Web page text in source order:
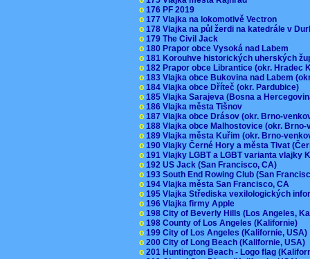
o 176 PF 2019
o 177 Vlajka na lokomotivě Vectron
o 178 Vlajka na půl žerdi na katedrále v
o 179 The Civil Jack
o 180 Prapor obce Vysoká nad Labem
o 181 Korouhve historických uherských
o 182 Prapor obce Librantice (okr. Hradec
o 183 Vlajka obce Bukovina nad Labem
o 184 Vlajka obce Dříteč (okr. Pardubice)
o 185 Vlajka Sarajeva (Bosna a
o 186 Vlajka města Tišnov
o 187 Vlajka obce Drásov (okr. Brno-
o 188 Vlajka obce Malhostovice (okr.
o 189 Vlajka města Kuřim (okr. Brno-
o 190 Vlajky Černé Hory a města Tivat
o 191 Vlajky LGBT a LGBT varianta vlajky
o 192 US Jack (San Francisco, CA)
o 193 South End Rowing Club (San
o 194 Vlajka města San Francisco, CA
o 195 Vlajka Střediska vexilologických
o 196 Vlajka firmy Apple
o 198 City of Beverly Hills (Los Angeles,
o 198 County of Los Angeles (Kalifornie)
o 199 City of Los Angeles (Kalifornie,
o 200 City of Long Beach (Kalifornie, USA)
o 201 Huntington Beach - Logo flag